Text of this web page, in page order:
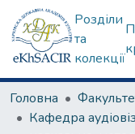
Розділи
та
колекції
Головна